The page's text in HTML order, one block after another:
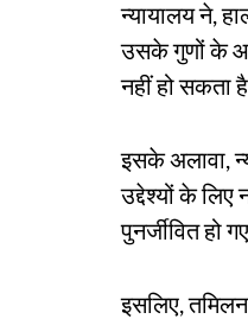
न्यायालय ने,
उसके गुणों के
नहीं हो सकता
इसके अलावा,
उद्देश्यों के
पुनर्जीवित हो
इसलिए,